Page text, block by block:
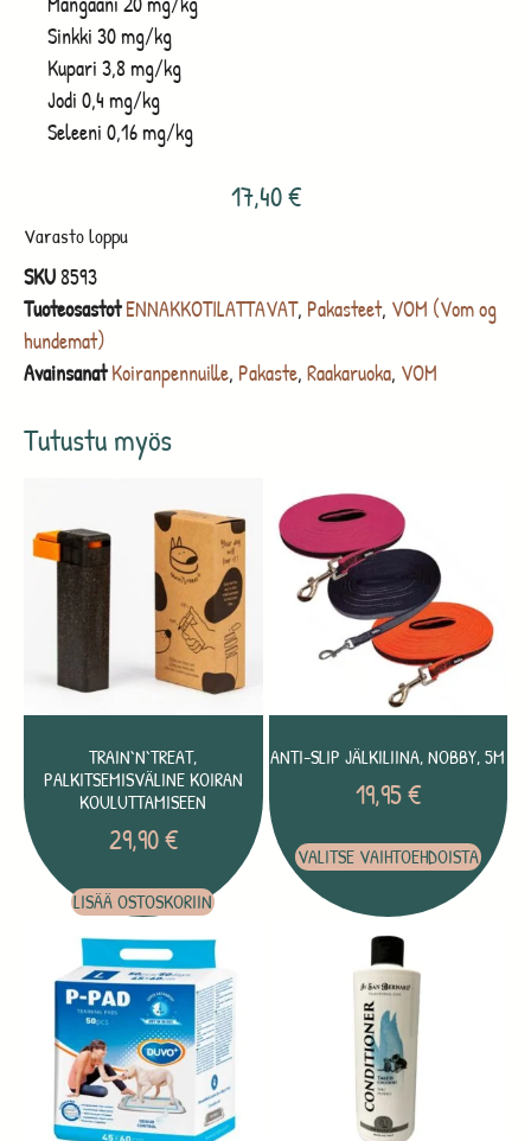
Tutustu myös
TRAIN`N`TREAT,
PALKITSEMISVÄLINE KOIRAN
KOULUTTAMISEEN
29,90€
LISÄÄ OSTOSKORIIN
ANTI-SLIP JÄLKILIINA, NOBBY, 5M
19,95€
VALITSE VAIHTOEHDOISTA
Sinkki 30 mg/kg
Kupari 3,8 mg/kg
Jodi 0,4 mg/kg
Seleeni 0,16 mg/kg
17,40€
Varasto loppu
SKU8593
TuoteosastotENNAKKOTILATTAVAT, Pakasteet, VOM (Vom og
hundemat)
Avainsanat Koiranpennuille, Pakaste, Raakaruoka, VOM